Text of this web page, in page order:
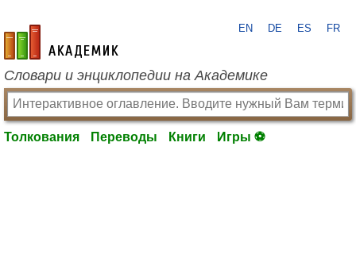
academic.ru
EN DE ES FR
Словари и энциклопедии на Академике
Толкования Переводы Книги Игры ⚽